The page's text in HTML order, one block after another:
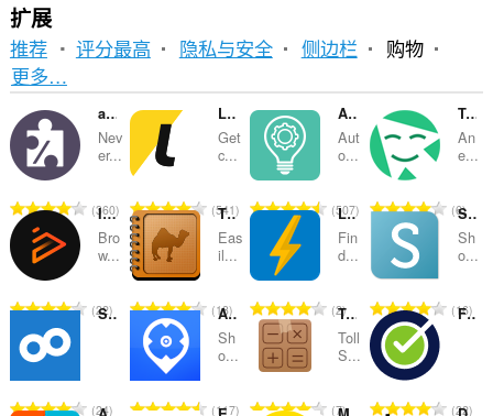
扩展
推荐 评分最高 隐私与安全 侧边栏 购物
排
序
和
分
类
更多…
alerabat.com | kupony i kody rabatowe
Nev
er...
总
评
分
：
360
LetyShops
Get
c...
总
评
分
：
541
AliTools
Aut
o...
总
评
分
：
507
TreeClicks - Plant Trees while Shopping
An
e...
总
评
分
：
6
Instant Gaming
Bro
w...
总22
The Camelizer
Eas
il...
总
评
分
18
Latest Deals - Voucher Codes, Sales & Discounts
Fin
d...
总
评
分
2
Shoptimate : compare prices easily
Sh
o...
总16
Shoop.de Cashback-Assistent
总24
Allkeyshop - Compare Game Prices
Sh
o...
总117
TollSjekk
Toll
S...
总
7
FranceVerif
总22